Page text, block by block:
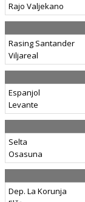
Rajo Valjekano
Rasing Santander
Viljareal
Espanjol
Levante
Selta
Osasuna
Dep. La Korunja